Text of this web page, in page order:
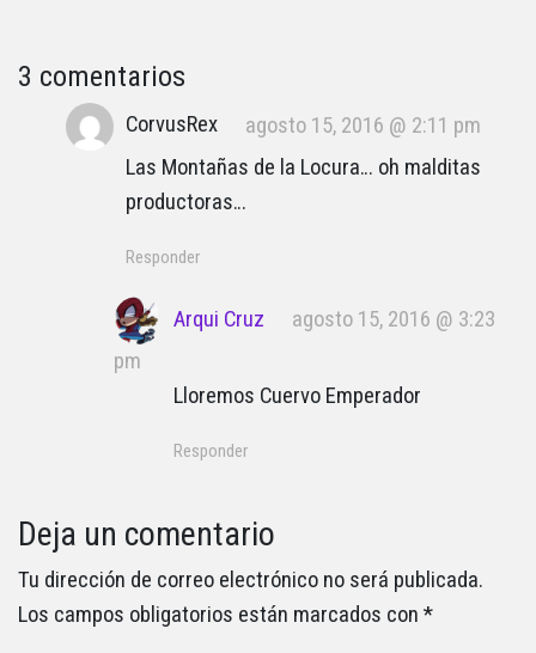
3 comentarios
CorvusRex
agosto 15, 2016 @ 2:11 pm
Las Montañas de la Locura… oh malditas
productoras…
Responder
Arqui Cruz
agosto 15, 2016 @ 3:23
pm
Lloremos Cuervo Emperador
Responder
Deja un comentario
Tu dirección de correo electrónico no será publicada.
Los campos obligatorios están marcados con *